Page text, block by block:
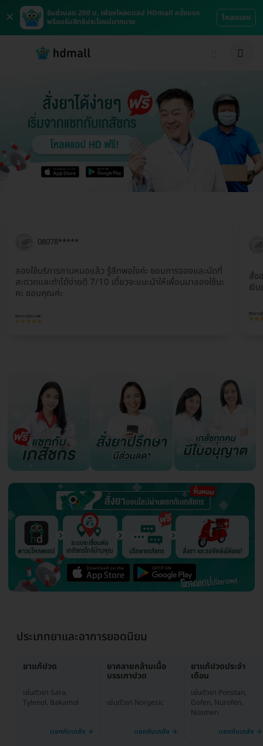
×
รับส่วนลด 200 บ. เพียงโหลดแอป HDmall ครั้งแรก
พร้อมรับสิทธิประโยชน์มากมาย
โหลดเลย
ลองใช้บริการถามหมอแล้ว รู้สึกพอใจค่ะ ชอบการจองและนัดที่
สะดวกและทำได้ง่ายดี 7/10 เดี๋ยวจะแนะนำให้เพื่อนมาลองใช้นะ
คะ ขอบคุณค่ะ
08078*****
สั่ง
เงิ
ประเภทยาและอาการยอดนิยม
ยาแก้ปวด
เช่นตัวยา Sara,
Tylenol, Bakamol
ยาคลายกล้ามเนื้อ
บรรเทาปวด
เช่นตัวยา Norgesic
ยาแก้ปวดประจำ
เดือน
เช่นตัวยา Ponstan,
Gofen, Nurofen,
Nosmen